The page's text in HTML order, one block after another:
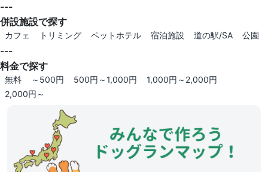
---
併設施設で探す
カフェ トリミング ペットホテル 宿泊施設 道の駅/SA 公園
---
料金で探す
無料 ～500円 500円～1,000円
1,000円～2,000円
2,000円～